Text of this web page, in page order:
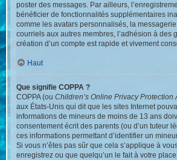
poster des messages. Par ailleurs,
bénéficier de fonctionnalités supplémentaires
comme les avatars personnalisés, la
courriels aux autres membres, l’adhésion à des
création d’un compte est rapide et vivement
Haut
Que signifie COPPA ?
COPPA (ouChildren’s Online Privacy Protection
aux États-Unis qui dit que les sites Internet
informations de mineurs de moins de 13 ans
consentement écrit des parents (ou d’un tuteur
ces informations permettant d’identifier un
Si vous n’êtes pas sûr que cela s’applique à
enregistrez ou que quelqu’un le fait à votre